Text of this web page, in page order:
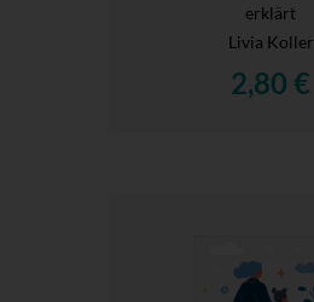
erklärt
Livia Koller
2,80 €